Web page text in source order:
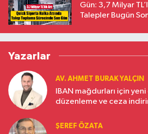
Gün: 3,7 Milyar
Talepler Bugün
Yazarlar
AV. AHMET BURAK YALÇIN
IBAN mağdurları için
düzenleme ve ceza
ŞEREF ÖZATA